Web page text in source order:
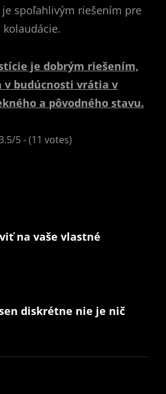
je spoľahlivým riešením pre
je dobrým riešením,
v budúcnosti vrátia v
a pôvodného stavu.
5 - (11 votes)
diskrétne nie je nič
na vaše vlastné